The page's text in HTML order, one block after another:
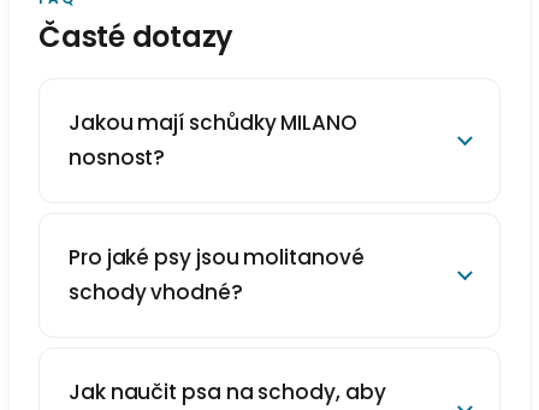
Časté dotazy
Jakou mají schůdky MILANO
nosnost?
Pro jaké psy jsou molitanové
schody vhodné?
Jak naučit psa na schody, aby